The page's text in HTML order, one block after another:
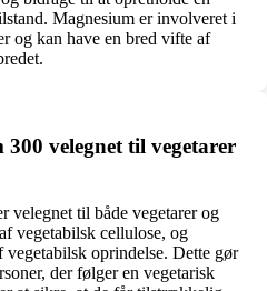
Magnesium er involveret i
og kan have en bred vifte af
velegnet til vegetarer
velegnet til både vegetarer og
vegetabilsk cellulose, og
vegetabilsk oprindelse. Dette gør
der følger en vegetarisk